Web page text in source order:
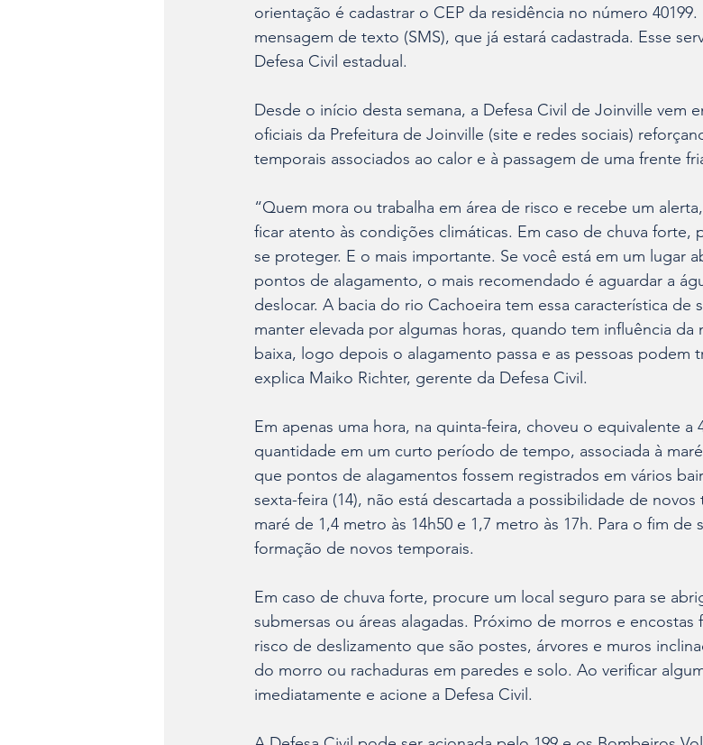
orientação é cadastrar o CEP da residência no número 40199.
mensagem de texto (SMS), que já estará cadastrada. Esse
Defesa Civil estadual.
Desde o início desta semana, a Defesa Civil de Joinville vem
oficiais da Prefeitura de Joinville (site e redes sociais)
temporais associados ao calor e à passagem de uma frente
“Quem mora ou trabalha em área de risco e recebe um
ficar atento às condições climáticas. Em caso de chuva forte,
se proteger. E o mais importante. Se você está em um lugar
pontos de alagamento, o mais recomendado é aguardar a
deslocar. A bacia do rio Cachoeira tem essa característica de
manter elevada por algumas horas, quando tem influência da
baixa, logo depois o alagamento passa e as pessoas podem
explica Maiko Richter, gerente da Defesa Civil.
Em apenas uma hora, na quinta-feira, choveu o equivalente a
quantidade em um curto período de tempo, associada à
que pontos de alagamentos fossem registrados em vários
sexta-feira (14), não está descartada a possibilidade de
maré de 1,4 metro às 14h50 e 1,7 metro às 17h. Para o fim de
formação de novos temporais.
Em caso de chuva forte, procure um local seguro para se
submersas ou áreas alagadas. Próximo de morros e encostas
risco de deslizamento que são postes, árvores e muros
do morro ou rachaduras em paredes e solo. Ao verificar
imediatamente e acione a Defesa Civil.